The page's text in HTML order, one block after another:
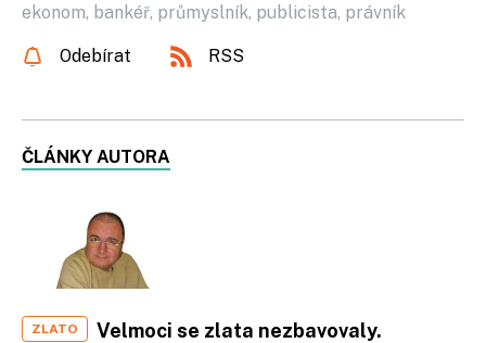
ekonom, bankéř, průmyslník, publicista, právník
Odebírat RSS
ČLÁNKY AUTORA
ZLATO
Velmoci se zlata nezbavovaly.